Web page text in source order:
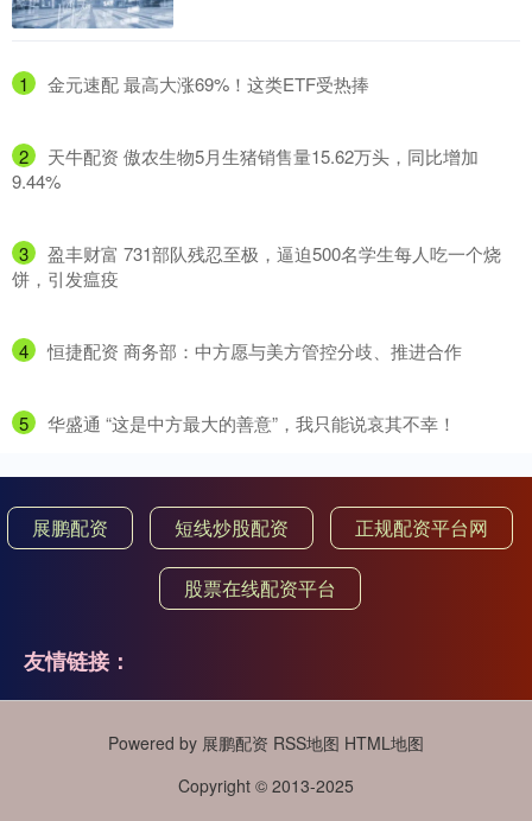
1 ​金元速配 最高大涨69%！这类ETF受热捧
2
​天牛配资 傲农生物5月生猪销售量15.62万头，同比增加
9.44%
3
​盈丰财富 731部队残忍至极，逼迫500名学生每人吃一个烧
饼，引发瘟疫
4 ​恒捷配资 商务部：中方愿与美方管控分歧、推进合作
5 ​华盛通 “这是中方最大的善意”，我只能说哀其不幸！
展鹏配资 短线炒股配资 正规配资平台网
股票在线配资平台
友情链接：
Powered by 展鹏配资 RSS地图 HTML地图
Copyright © 2013-2025